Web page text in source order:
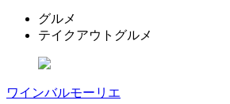
グルメ
テイクアウトグルメ
ワインバルモーリエ